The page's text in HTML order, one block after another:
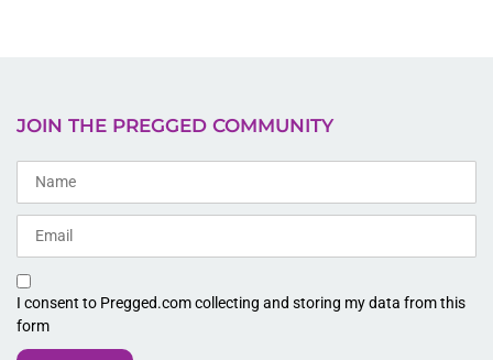
JOIN THE PREGGED COMMUNITY
I consent to Pregged.com collecting and storing my data from this
form